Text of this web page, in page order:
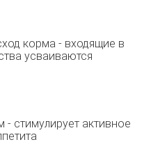
корма - входящие в
усваиваются
- стимулирует активное